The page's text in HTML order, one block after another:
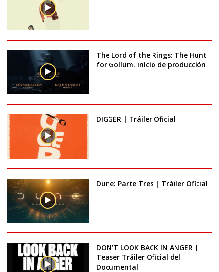
The Lord of the Rings: The Hunt
for Gollum. Inicio de producción
DIGGER | Tráiler Oficial
Dune: Parte Tres | Tráiler Oficial
DON’T LOOK BACK IN ANGER |
Teaser Tráiler Oficial del
Documental